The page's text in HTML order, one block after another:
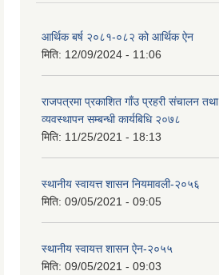
आर्थिक बर्ष २०८१-०८२ को आर्थिक ऐन
मिति: 12/09/2024 - 11:06
राजपत्रमा प्रकाशित गाँउ प्रहरी संचालन तथा
व्यवस्थापन सम्बन्धी कार्यबिधि २०७८
मिति: 11/25/2021 - 18:13
स्थानीय स्वायत्त शासन नियमावली-२०५६
मिति: 09/05/2021 - 09:05
स्थानीय स्वायत्त शासन ए‍ेन-२०५५
मिति: 09/05/2021 - 09:03